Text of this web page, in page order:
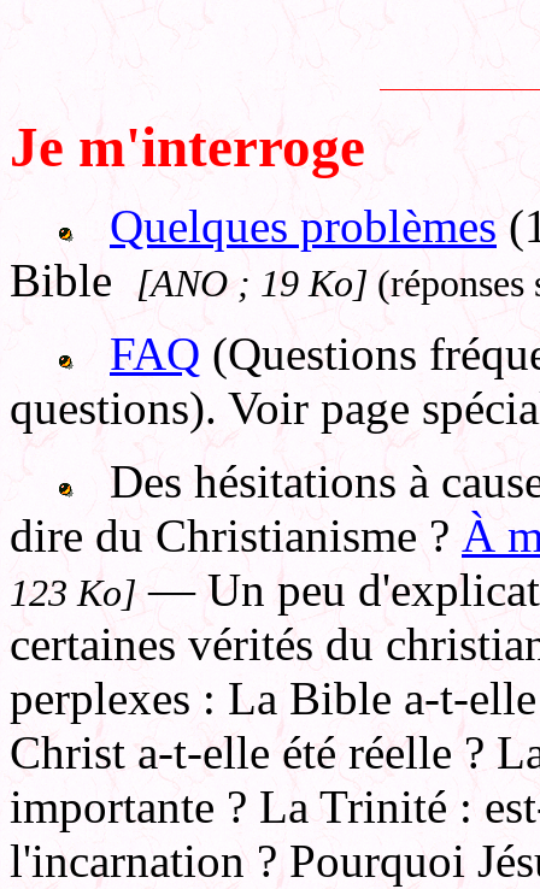
Je m'interroge
Quelques problèmes
Bible
[ANO ; 19 Ko] (réponses
FAQ (Questions
questions). Voir page
Des hésitations à
dire du Christianisme ? À
123 Ko] — Un peu
certaines vérités du
perplexes : La Bible a-t-
Christ a-t-elle été réelle ?
importante ? La Trinité :
l'incarnation ? Pourquoi